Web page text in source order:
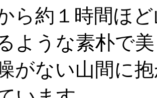
ら約１時間ほ
ような素朴で
がない山間に